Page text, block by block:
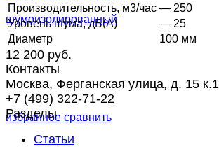
избранное сравнить
Производительность, м3/час — 250
Уровень шума, дБ(А)
— 25
Диаметр
100 мм
12 200 руб.
Контакты
Москва, Ферганская улица, д. 15 к.1
+7 (499) 322-71-22
Разделы
Статьи